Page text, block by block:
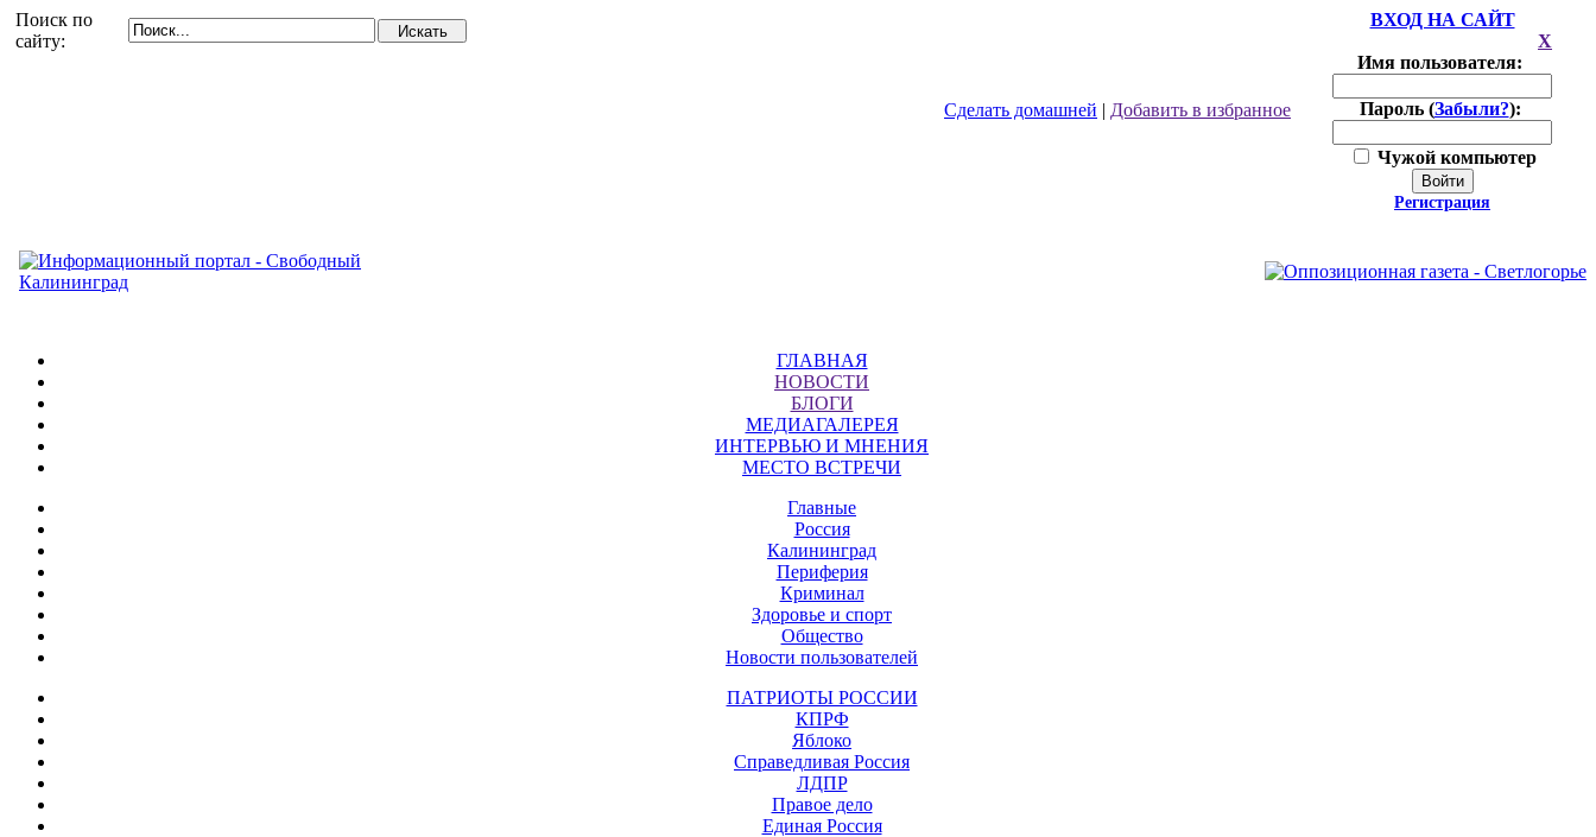
Поиск по
сайту:
Сделать домашней | Добавить в избранное
ВХОД НА САЙТ
X
Имя пользователя:
Пароль (Забыли?):
Чужой компьютер
Войти
Регистрация
ГЛАВНАЯ
НОВОСТИ
БЛОГИ
МЕДИАГАЛЕРЕЯ
ИНТЕРВЬЮ И МНЕНИЯ
МЕСТО ВСТРЕЧИ
Главные
Россия
Калининград
Периферия
Криминал
Здоровье и спорт
Общество
Новости пользователей
ПАТРИОТЫ РОССИИ
КПРФ
Яблоко
Справедливая Россия
ЛДПР
Правое дело
Единая Россия